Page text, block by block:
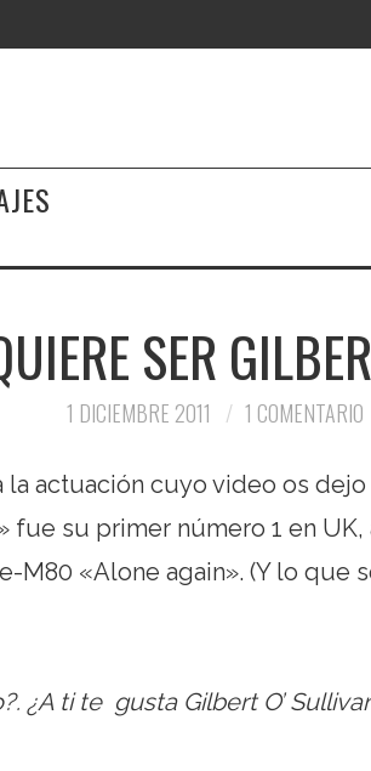
SER
1 DICIEMBRE 2011 1 COMENTARIO
actuación cuyo video os dejo
fue su primer número 1 en
M80 «Alone again». (Y lo que
¿A ti te gusta Gilbert O’